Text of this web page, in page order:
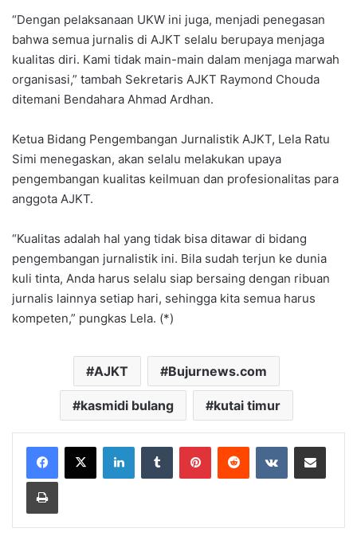
“Dengan pelaksanaan UKW ini juga, menjadi penegasan
bahwa semua jurnalis di AJKT selalu berupaya menjaga
kualitas diri. Kami tidak main-main dalam menjaga marwah
organisasi,” tambah Sekretaris AJKT Raymond Chouda
ditemani Bendahara Ahmad Ardhan.
Ketua Bidang Pengembangan Jurnalistik AJKT, Lela Ratu
Simi menegaskan, akan selalu melakukan upaya
pengembangan kualitas keilmuan dan profesionalitas para
anggota AJKT.
“Kualitas adalah hal yang tidak bisa ditawar di bidang
pengembangan jurnalistik ini. Bila sudah terjun ke dunia
kuli tinta, Anda harus selalu siap bersaing dengan ribuan
jurnalis lainnya setiap hari, sehingga kita semua harus
kompeten,” pungkas Lela. (*)
AJKT Bujurnews.com
kasmidi bulang kutai timur
LinkedInTumblr PinterestReddit VKontakteShare via Email
Print